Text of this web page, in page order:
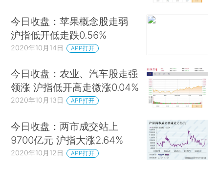
今日收盘：苹果概念股走弱
沪指低开低走跌0.56%
2020年10月14日 APP打开
今日收盘：农业、汽车股走强
领涨 沪指低开高走微涨0.04%
2020年10月13日 APP打开
今日收盘：两市成交站上
9700亿元 沪指大涨2.64%
2020年10月12日 APP打开